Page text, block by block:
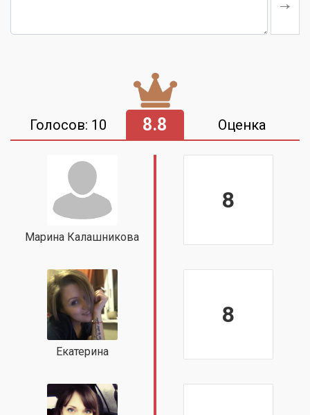
Голосов: 10 8.8 Оценка
Марина Калашникова
8
Екатерина
8